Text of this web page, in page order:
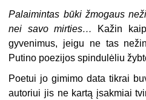
Palaimintas būki žmogaus
nei savo mirties…
Kažin
gyvenimus, jeigu ne tas
Putino poezijos spindulėliu
Poetui jo gimimo data tikrai
autoriui jis ne kartą įsakmiai